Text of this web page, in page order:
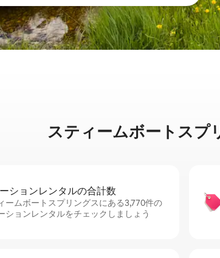
スティームボートスプ
ションレ⁠ン⁠タ⁠ル⁠の合⁠計⁠数
ームボートスプリングスにある3,770件の
ションレンタルをチェックしましょう